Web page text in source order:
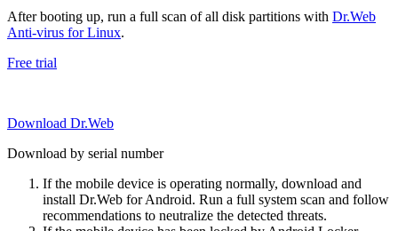
After booting up, run a full scan of all disk partitions with Dr.Web
Anti-virus for Linux.
Free trial
Download Dr.Web
Download by serial number
If the mobile device is operating normally, download and
install Dr.Web for Android. Run a full system scan and follow
recommendations to neutralize the detected threats.